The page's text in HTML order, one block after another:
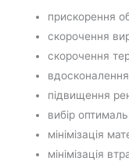
прискорення
скорочення
скорочення
вдосконалення
підвищення
вибір
мінімізація
мінімізація